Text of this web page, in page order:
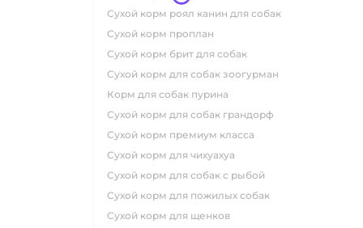
сухой корм роял канин для собак
сухой корм проплан
сухой корм брит для собак
сухой корм для собак зоогурман
корм для собак пурина
сухой корм для собак грандорф
сухой корм премиум класса
сухой корм для чихуахуа
сухой корм для собак с рыбой
сухой корм для пожилых собак
сухой корм для щенков